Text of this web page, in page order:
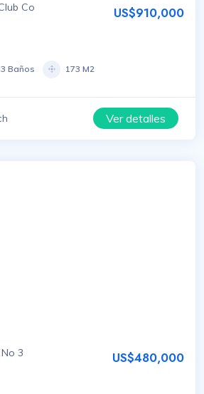
Co US$910,000
3 Baños 173 M2
Ver detalles
3 US$480,000